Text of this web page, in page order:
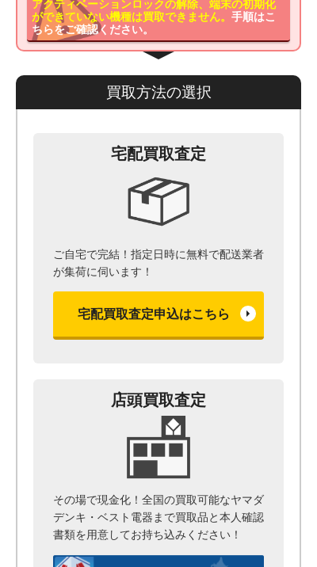
アクティベーションロックの解除、端末の初期化
ができていない機種は買取できません。手順はこ
ちらをご確認ください。
買取方法の選択
宅配買取査定
ご自宅で完結！指定日時に無料で配送業者
が集荷に伺います！
宅配買取査定申込はこちら
店頭買取査定
その場で現金化！全国の買取可能なヤマダ
デンキ・ベスト電器まで買取品と本人確認
書類を用意してお持ち込みください！